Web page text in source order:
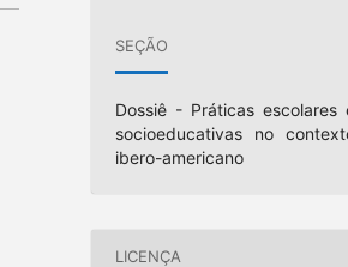
SEÇÃO
Dossiê - Práticas escolares
socioeducativas no
ibero-americano
LICENÇA